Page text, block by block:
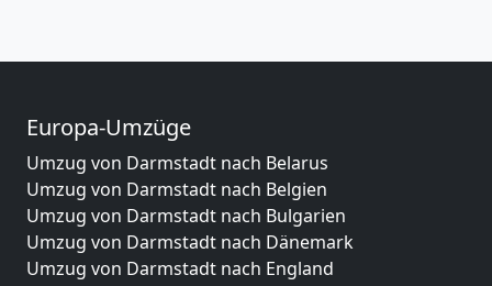
Europa-Umzüge
Umzug von Darmstadt nach Belarus
Umzug von Darmstadt nach Belgien
Umzug von Darmstadt nach Bulgarien
Umzug von Darmstadt nach Dänemark
Umzug von Darmstadt nach England